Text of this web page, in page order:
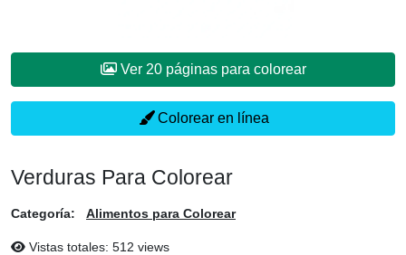
Ver 20 páginas para colorear
Colorear en línea
Verduras Para Colorear
Categoría: Alimentos para Colorear
Vistas totales: 512 views